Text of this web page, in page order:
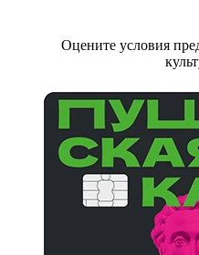
Оцените условия